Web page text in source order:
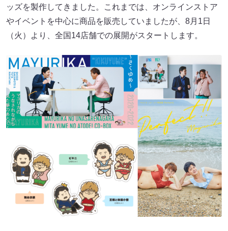
ッズを製作してきました。これまでは、オンラインストア
やイベントを中心に商品を販売していましたが、8月1日
（火）より、全国14店舗での展開がスタートします。